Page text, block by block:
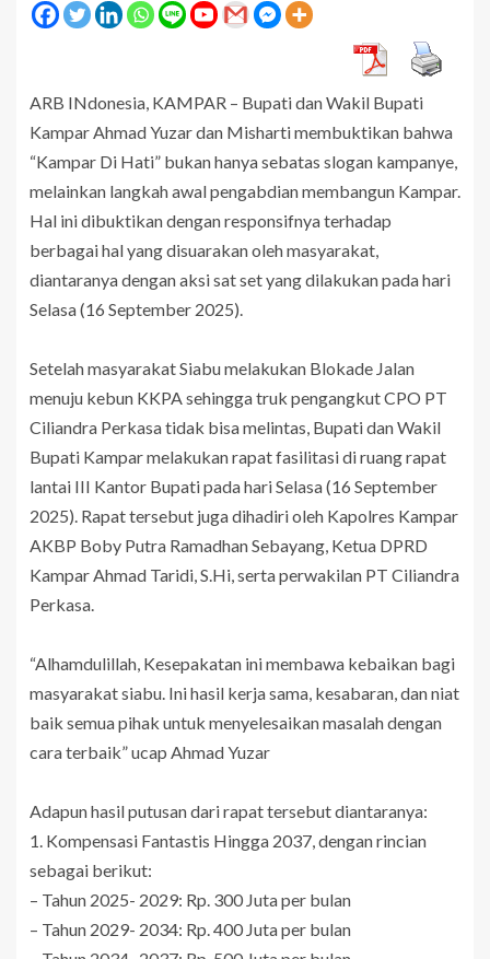
ARB INdonesia, KAMPAR – Bupati dan Wakil Bupati
Kampar Ahmad Yuzar dan Misharti membuktikan bahwa
“Kampar Di Hati” bukan hanya sebatas slogan kampanye,
melainkan langkah awal pengabdian membangun Kampar.
Hal ini dibuktikan dengan responsifnya terhadap
berbagai hal yang disuarakan oleh masyarakat,
diantaranya dengan aksi sat set yang dilakukan pada hari
Selasa (16 September 2025).
Setelah masyarakat Siabu melakukan Blokade Jalan
menuju kebun KKPA sehingga truk pengangkut CPO PT
Ciliandra Perkasa tidak bisa melintas, Bupati dan Wakil
Bupati Kampar melakukan rapat fasilitasi di ruang rapat
lantai III Kantor Bupati pada hari Selasa (16 September
2025). Rapat tersebut juga dihadiri oleh Kapolres Kampar
AKBP Boby Putra Ramadhan Sebayang, Ketua DPRD
Kampar Ahmad Taridi, S.Hi, serta perwakilan PT Ciliandra
Perkasa.
“Alhamdulillah, Kesepakatan ini membawa kebaikan bagi
masyarakat siabu. Ini hasil kerja sama, kesabaran, dan niat
baik semua pihak untuk menyelesaikan masalah dengan
cara terbaik” ucap Ahmad Yuzar
Adapun hasil putusan dari rapat tersebut diantaranya:
1. Kompensasi Fantastis Hingga 2037, dengan rincian
sebagai berikut:
– Tahun 2025- 2029: Rp. 300 Juta per bulan
– Tahun 2029- 2034: Rp. 400 Juta per bulan